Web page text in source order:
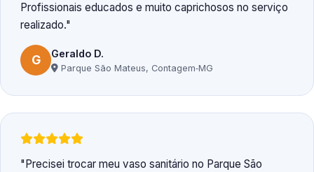
Profissionais educados e muito caprichosos no serviço
realizado.
G Geraldo D.
Parque São Mateus, Contagem‑MG
Precisei trocar meu vaso sanitário no Parque São